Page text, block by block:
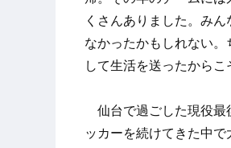
くさんありました。み
なかったかもしれない
して生活を送ったからこ
仙台で過ごした現役最
ッカーを続けてきた中